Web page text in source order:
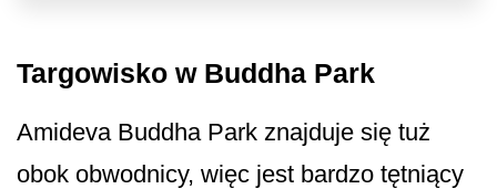
Targowisko w Buddha Park
Amideva Buddha Park znajduje się tuż
obok obwodnicy, więc jest bardzo tętniący